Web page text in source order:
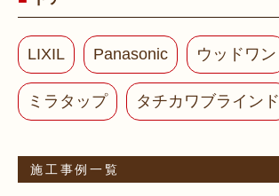
LIXIL Panasonic ウッドワン
ミラタップ タチカワブラインド
施工事例一覧